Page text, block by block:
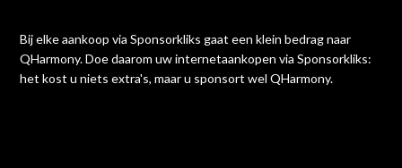
Bij elke aankoop via Sponsorkliks gaat een klein bedrag naar
QHarmony. Doe daarom uw internetaankopen via Sponsorkliks:
het kost u niets extra's, maar u sponsort wel QHarmony.